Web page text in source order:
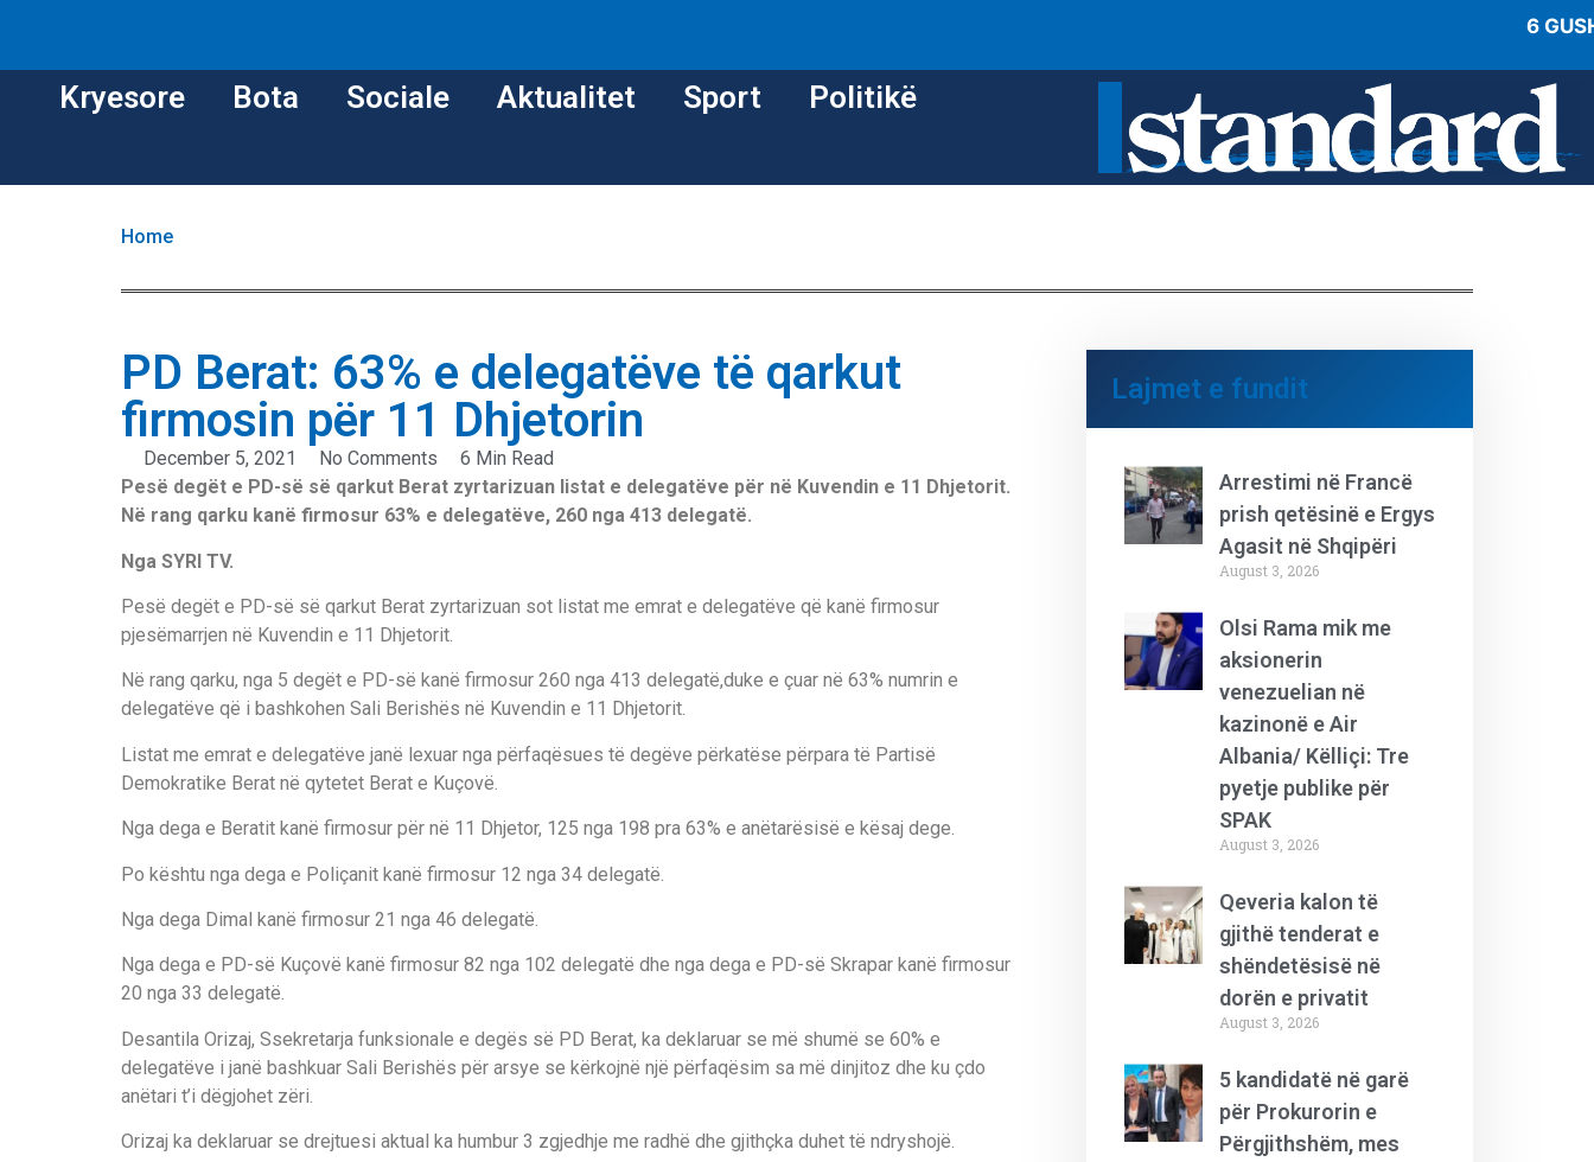
6
Kryesore Bota Sociale Aktualitet Sport Politikë
Home
PD Berat: 63% e delegatëve të qarkut
firmosin për 11 Dhjetorin
December 5, 2021 No Comments
6 Min Read
Pesë degët e PD-së së qarkut Berat zyrtarizuan listat e delegatëve për në Kuvendin e 11 Dhjetorit.
Në rang qarku kanë firmosur 63% e delegatëve, 260 nga 413 delegatë.
Nga SYRI TV.
Pesë degët e PD-së së qarkut Berat zyrtarizuan sot listat me emrat e delegatëve që kanë firmosur
pjesëmarrjen në Kuvendin e 11 Dhjetorit.
Në rang qarku, nga 5 degët e PD-së kanë firmosur 260 nga 413 delegatë,duke e çuar në 63% numrin e
delegatëve që i bashkohen Sali Berishës në Kuvendin e 11 Dhjetorit.
Listat me emrat e delegatëve janë lexuar nga përfaqësues të degëve përkatëse përpara të Partisë
Demokratike Berat në qytetet Berat e Kuçovë.
Nga dega e Beratit kanë firmosur për në 11 Dhjetor, 125 nga 198 pra 63% e anëtarësisë e kësaj dege.
Po kështu nga dega e Poliçanit kanë firmosur 12 nga 34 delegatë.
Nga dega Dimal kanë firmosur 21 nga 46 delegatë.
Nga dega e PD-së Kuçovë kanë firmosur 82 nga 102 delegatë dhe nga dega e PD-së Skrapar kanë firmosur
20 nga 33 delegatë.
Desantila Orizaj, Ssekretarja funksionale e degës së PD Berat, ka deklaruar se më shumë se 60% e
delegatëve i janë bashkuar Sali Berishës për arsye se kërkojnë një përfaqësim sa më dinjitoz dhe ku çdo
anëtari t’i dëgjohet zëri.
Orizaj ka deklaruar se drejtuesi aktual ka humbur 3 zgjedhje me radhë dhe gjithçka duhet të ndryshojë.
Lajmet e fundit
Arrestimi në Francë
prish qetësinë e Ergys
Agasit në Shqipëri
August 3, 2026
Olsi Rama mik me
aksionerin
venezuelian në
kazinonë e Air
Albania/ Këlliçi: Tre
pyetje publike për
SPAK
August 3, 2026
Qeveria kalon të
gjithë tenderat e
shëndetësisë në
dorën e privatit
August 3, 2026
5 kandidatë në garë
për Prokurorin e
Përgjithshëm, mes